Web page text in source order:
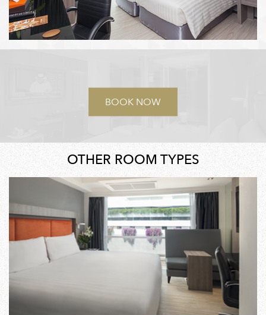
BOOK NOW
OTHER ROOM TYPES